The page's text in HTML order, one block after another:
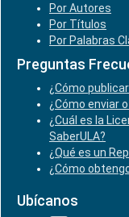
Por Autores
Por Títulos
Por Palabras
Preguntas
¿Cómo
¿Cómo enviar
¿Cuál es la
SaberULA?
¿Qué es un
¿Cómo
Ubícanos